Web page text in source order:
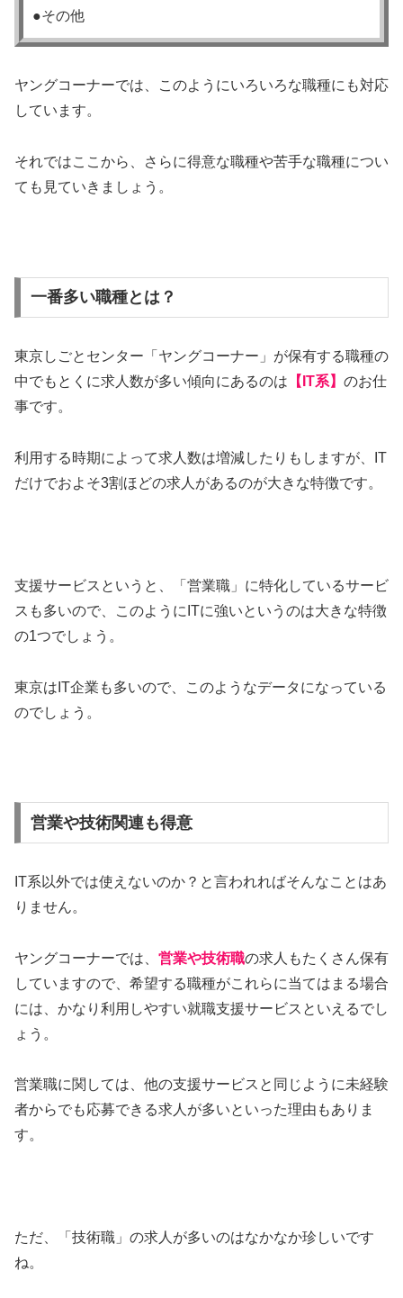
●その他
ヤングコーナーでは、このようにいろいろな職種にも対応
しています。
それではここから、さらに得意な職種や苦手な職種につい
ても見ていきましょう。
一番多い職種とは？
東京しごとセンター「ヤングコーナー」が保有する職種の
中でもとくに求人数が多い傾向にあるのは 【IT系】 のお仕
事です。
利用する時期によって求人数は増減したりもしますが、IT
だけでおよそ3割ほどの求人があるのが大きな特徴です。
支援サービスというと、「営業職」に特化しているサービ
スも多いので、このようにITに強いというのは大きな特徴
の1つでしょう。
東京はIT企業も多いので、このようなデータになっている
のでしょう。
営業や技術関連も得意
IT系以外では使えないのか？と言われればそんなことはあ
りません。
ヤングコーナーでは、 営業や技術職の求人もたくさん保有
していますので、希望する職種がこれらに当てはまる場合
には、かなり利用しやすい就職支援サービスといえるでし
ょう。
営業職に関しては、他の支援サービスと同じように未経験
者からでも応募できる求人が多いといった理由もありま
す。
ただ、「技術職」の求人が多いのはなかなか珍しいです
ね。